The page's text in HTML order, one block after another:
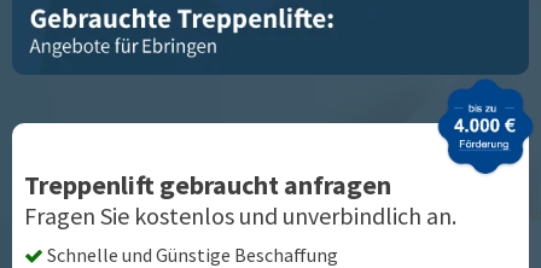
Treppenlift gebraucht anfragen
Fragen Sie kostenlos und unverbindlich an.
Schnelle und Günstige Beschaffung